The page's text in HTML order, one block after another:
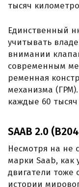
тысяч
Единственный
учитывать
внимании
современным
ременная
механизма
каждые 60
SAAB 2.0
Несмотря на не
марки Saab, как
двигатели тоже
истории